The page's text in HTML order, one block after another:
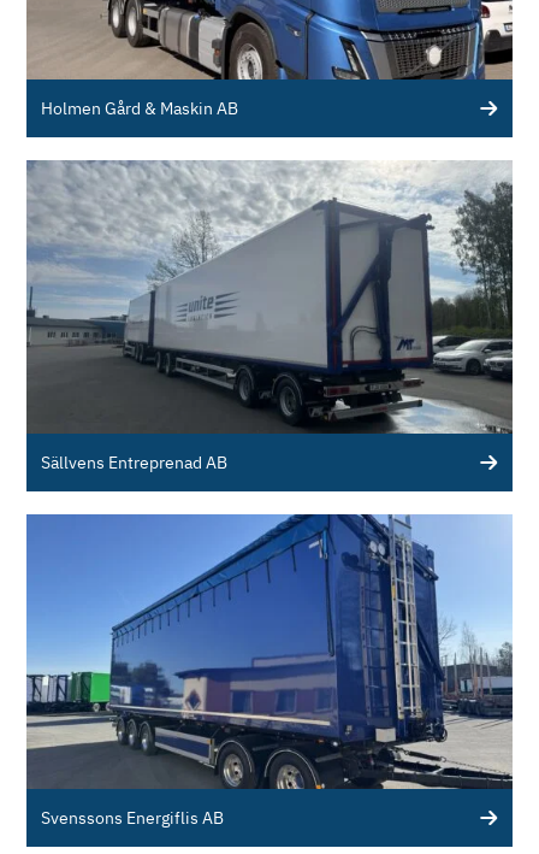
Holmen Gård & Maskin AB
Sällvens Entreprenad AB
Svenssons Energiflis AB